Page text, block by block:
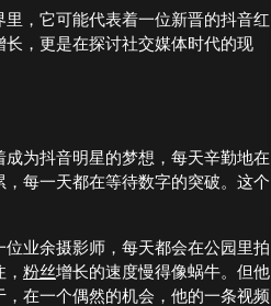
，它可能代表着一位新晋的抖音红
，更是在探讨社交媒体时代的现
为抖音明星的梦想，每天辛勤地在
每一天都在等待数字的突破。这个
业余摄影师，每天都会在公园里拍
粉丝增长的速度慢得像蜗牛。但他
在一个偶然的机会，他的一条视频